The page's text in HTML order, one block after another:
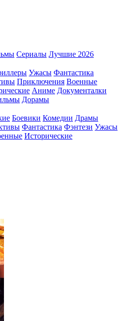
Сериалы Лучшие 2026
Ужасы Фантастика
Приключения Военные
Аниме Документалки
Дорамы
Боевики Комедии Драмы
Фантастика Фэнтези Ужасы
Исторические